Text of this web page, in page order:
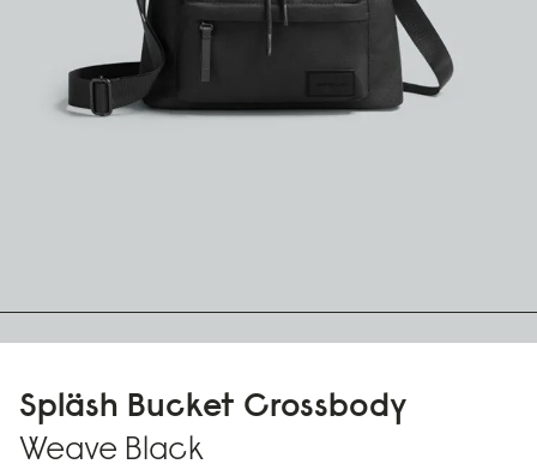
Spläsh Bucket Crossbody
Weave Black